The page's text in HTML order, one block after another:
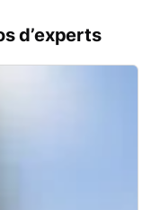
d’experts